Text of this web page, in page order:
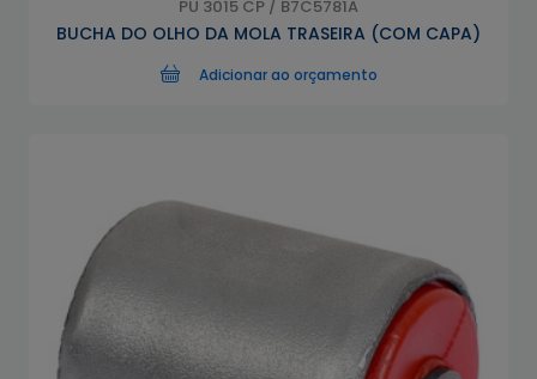
PU 3015 CP / B7C5781A
BUCHA DO OLHO DA MOLA TRASEIRA (COM CAPA)
Adicionar ao orçamento